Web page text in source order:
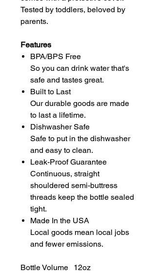
Tested by toddlers, beloved by
parents.
Features
BPA/BPS Free
So you can drink water that's
safe and tastes great.
Built to Last
Our durable goods are made
to last a lifetime.
Dishwasher Safe
Safe to put in the dishwasher
and easy to clean.
Leak-Proof Guarantee
Continuous, straight
shouldered semi-buttress
threads keep the bottle sealed
tight.
Made In the USA
Local goods mean local jobs
and fewer emissions.
Bottle Volume
12oz